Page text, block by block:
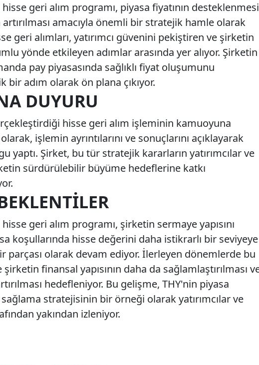
hisse geri alım programı, piyasa fiyatının desteklenmesi
amacıyla önemli bir stratejik hamle olarak
geri alımları, yatırımcı güvenini pekiştiren ve şirketin
yönde etkileyen adımlar arasında yer alıyor. Şirketin
pay piyasasında sağlıklı fiyat oluşumunu
bir adım olarak ön plana çıkıyor.
DUYURU
hisse geri alım işleminin kamuoyuna
işlemin ayrıntılarını ve sonuçlarını açıklayarak
yaptı. Şirket, bu tür stratejik kararların yatırımcılar ve
sürdürülebilir büyüme hedeflerine katkı
hisse geri alım programı, şirketin sermaye yapısını
koşullarında hisse değerini daha istikrarlı bir seviyeye
parçası olarak devam ediyor. İlerleyen dönemlerde bu
finansal yapısının daha da sağlamlaştırılması
hedefleniyor. Bu gelişme, THY'nin piyasa
stratejisinin bir örneği olarak yatırımcılar ve
yakından izleniyor.